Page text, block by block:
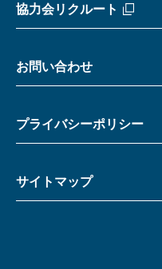
協力会リクルート
お問い合わせ
プライバシーポリシー
サイトマップ